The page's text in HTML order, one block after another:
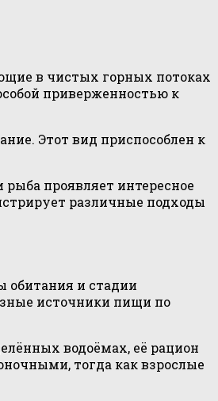
в чистых горных потоках
приверженностью к
Этот вид приспособлен к
проявляет интересное
различные подходы
обитания и стадии
источники пищи по
водоёмах, её рацион
тогда как взрослые